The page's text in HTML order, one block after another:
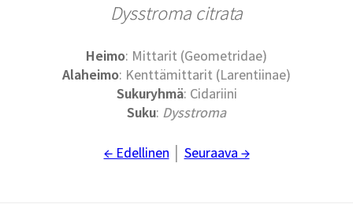
Dysstroma citrata
Heimo: Mittarit (Geometridae)
Alaheimo: Kenttämittarit (Larentiinae)
Sukuryhmä: Cidariini
Suku: Dysstroma
← Edellinen Seuraava →